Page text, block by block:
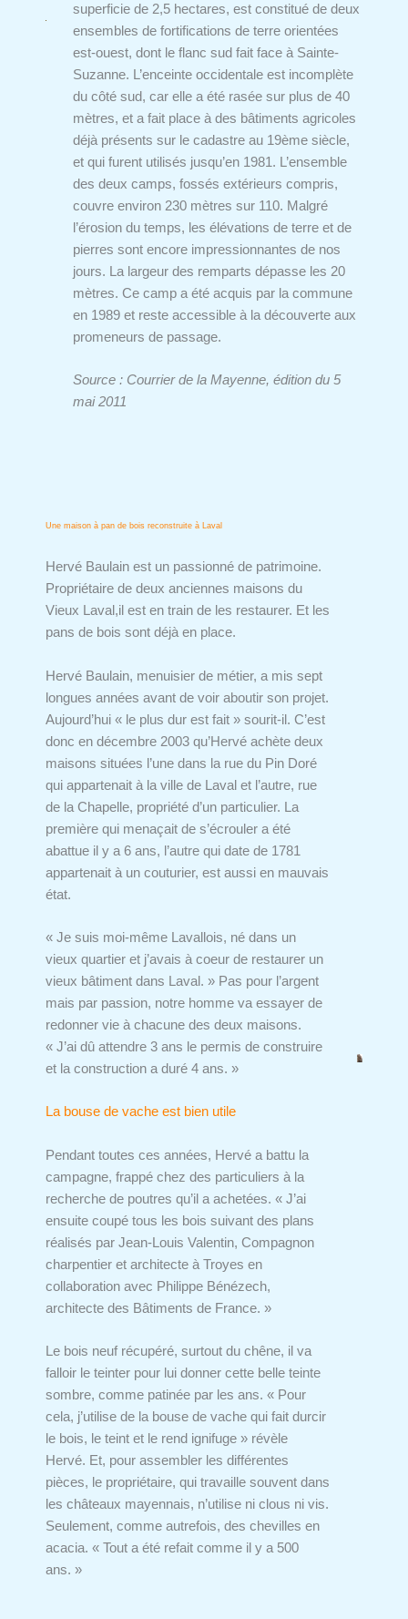
superficie de 2,5 hectares, est constitué de deux
ensembles de fortifications de terre orientées
est-ouest, dont le flanc sud fait face à Sainte-
Suzanne. L’enceinte occidentale est incomplète
du côté sud, car elle a été rasée sur plus de 40
mètres, et a fait place à des bâtiments agricoles
déjà présents sur le cadastre au 19ème siècle,
et qui furent utilisés jusqu’en 1981. L’ensemble
des deux camps, fossés extérieurs compris,
couvre environ 230 mètres sur 110. Malgré
l’érosion du temps, les élévations de terre et de
pierres sont encore impressionnantes de nos
jours. La largeur des remparts dépasse les 20
mètres. Ce camp a été acquis par la commune
en 1989 et reste accessible à la découverte aux
promeneurs de passage.
Source : Courrier de la Mayenne, édition du 5
mai 2011
Une maison à pan de bois reconstruite à Laval
Hervé Baulain est un passionné de patrimoine.
Propriétaire de deux anciennes maisons du
Vieux Laval,il est en train de les restaurer. Et les
pans de bois sont déjà en place.
Hervé Baulain, menuisier de métier, a mis sept
longues années avant de voir aboutir son projet.
Aujourd’hui « le plus dur est fait » sourit-il. C’est
donc en décembre 2003 qu’Hervé achète deux
maisons situées l’une dans la rue du Pin Doré
qui appartenait à la ville de Laval et l’autre, rue
de la Chapelle, propriété d’un particulier. La
première qui menaçait de s’écrouler a été
abattue il y a 6 ans, l’autre qui date de 1781
appartenait à un couturier, est aussi en mauvais
état.
« Je suis moi-même Lavallois, né dans un
vieux quartier et j’avais à coeur de restaurer un
vieux bâtiment dans Laval. » Pas pour l’argent
mais par passion, notre homme va essayer de
redonner vie à chacune des deux maisons.
« J’ai dû attendre 3 ans le permis de construire
et la construction a duré 4 ans. »
La bouse de vache est bien utile
Pendant toutes ces années, Hervé a battu la
campagne, frappé chez des particuliers à la
recherche de poutres qu’il a achetées. « J’ai
ensuite coupé tous les bois suivant des plans
réalisés par Jean-Louis Valentin, Compagnon
charpentier et architecte à Troyes en
collaboration avec Philippe Bénézech,
architecte des Bâtiments de France. »
Le bois neuf récupéré, surtout du chêne, il va
falloir le teinter pour lui donner cette belle teinte
sombre, comme patinée par les ans. « Pour
cela, j’utilise de la bouse de vache qui fait durcir
le bois, le teint et le rend ignifuge » révèle
Hervé. Et, pour assembler les différentes
pièces, le propriétaire, qui travaille souvent dans
les châteaux mayennais, n’utilise ni clous ni vis.
Seulement, comme autrefois, des chevilles en
acacia. « Tout a été refait comme il y a 500
ans. »